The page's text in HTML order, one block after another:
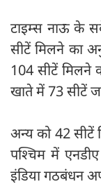
टाइम्स नाऊ के
सीटें मिलने का
104 सीटें मिलने
खाते में 73 सीटें
अन्य को 42 सीटें
पश्चिम में एनडीए
इंडिया गठबंधन